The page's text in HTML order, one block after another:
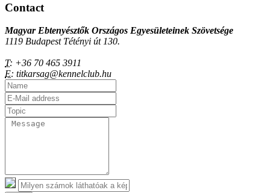
Contact
Magyar Ebtenyésztők Országos Egyesületeinek Szövetsége
1119 Budapest Tétényi út 130.
T: +36 70 465 3911
E: titkarsag@kennelclub.hu